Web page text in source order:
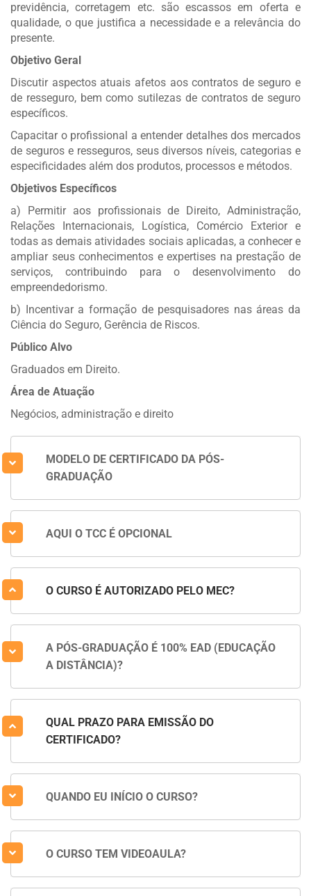
previdência, corretagem etc. são escassos em oferta e
qualidade, o que justifica a necessidade e a relevância do
presente.
Objetivo Geral
Discutir aspectos atuais afetos aos contratos de seguro e
de resseguro, bem como sutilezas de contratos de seguro
específicos.
Capacitar o profissional a entender detalhes dos mercados
de seguros e resseguros, seus diversos níveis, categorias e
especificidades além dos produtos, processos e métodos.
Objetivos Específicos
a) Permitir aos profissionais de Direito, Administração,
Relações Internacionais, Logística, Comércio Exterior e
todas as demais atividades sociais aplicadas, a conhecer e
ampliar seus conhecimentos e expertises na prestação de
serviços, contribuindo para o desenvolvimento do
empreendedorismo.
b) Incentivar a formação de pesquisadores nas áreas da
Ciência do Seguro, Gerência de Riscos.
Público Alvo
Graduados em Direito.
Área de Atuação
Negócios, administração e direito
MODELO DE CERTIFICADO DA PÓS-
GRADUAÇÃO
AQUI O TCC É OPCIONAL
O CURSO É AUTORIZADO PELO MEC?
A PÓS-GRADUAÇÃO É 100% EAD (EDUCAÇÃO
A DISTÂNCIA)?
QUAL PRAZO PARA EMISSÃO DO
CERTIFICADO?
QUANDO EU INÍCIO O CURSO?
O CURSO TEM VIDEOAULA?